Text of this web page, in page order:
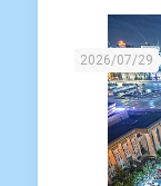
2026/07/29